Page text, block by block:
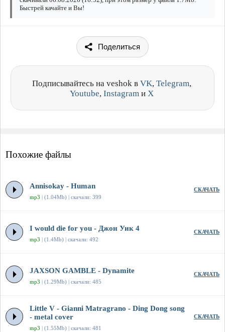
Быстрей качайте и Вы!
Поделиться
Подписывайтесь на veshok в VK, Telegram,
Youtube, Instagram и X
Похожие файлы
Annisokay - Human
mp3 | (1.04Mb) | скачали: 399
СКАЧАТЬ
I would die for you - Джон Уик 4
mp3 | (1.4Mb) | скачали: 492
СКАЧАТЬ
JAXSON GAMBLE - Dynamite
mp3 | (1.29Mb) | скачали: 485
СКАЧАТЬ
Little V - Gianni Matragrano - Ding Dong song
- metal cover
mp3 | (1.55Mb) | скачали: 481
СКАЧАТЬ